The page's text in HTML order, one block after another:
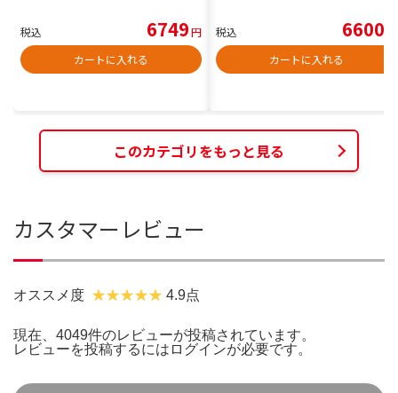
税込 6749円
カートに入れる
税込 6600
カートに入れる
このカテゴリをもっと見る
カスタマーレビュー
オススメ度 4.9点
現在、4049件のレビューが投稿されています。
レビューを投稿するには ログインが必要です。